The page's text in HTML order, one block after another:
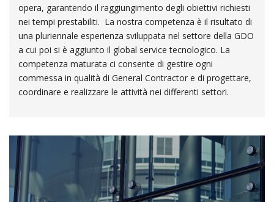
opera, garantendo il raggiungimento degli obiettivi richiesti
nei tempi prestabiliti. La nostra competenza è il risultato di
una pluriennale esperienza sviluppata nel settore della GDO
a cui poi si è aggiunto il global service tecnologico. La
competenza maturata ci consente di gestire ogni
commessa in qualità di General Contractor e di progettare,
coordinare e realizzare le attività nei differenti settori.